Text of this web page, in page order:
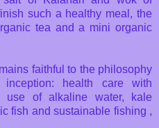
such a healthy meal, the
tea and a mini organic
faithful to the philosophy
health care with
use of alkaline water, kale
fish and sustainable fishing ,